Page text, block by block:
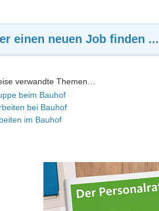
einen neuen Job finden ...
verwandte Themen…
beim Bauhof
bei Bauhof
im Bauhof